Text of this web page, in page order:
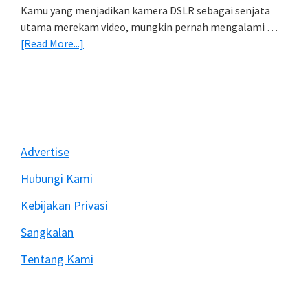
Kamu yang menjadikan kamera DSLR sebagai senjata
utama merekam video, mungkin pernah mengalami …
[Read More...]
Mendadak
Footer
Advertise
Hubungi Kami
Kebijakan Privasi
Sangkalan
Tentang Kami